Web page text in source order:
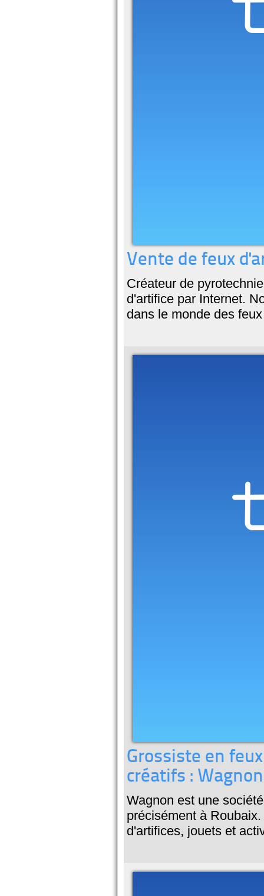
Vente de feux
Créateur de
d'artifice par Internet.
dans le monde des
Grossiste en
créatifs : Wagnon
Wagnon est une
précisément à
d'artifices, jouets et